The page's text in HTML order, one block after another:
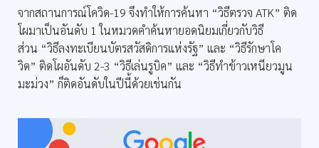
จากสถานการณ์โควิด-19 จึงทำให้การค้นหา “วิธีตรวจ ATK” ติด
โผมาเป็นอันดับ 1 ในหมวดคำค้นหายอดนิยมเกี่ยวกับวิธี
ส่วน “วิธีลงทะเบียนบัตรสวัสดิการแห่งรัฐ” และ “วิธีรักษาโค
วิด” ติดโผอันดับ 2-3 “วิธีเล่นรูบิค” และ “วิธีทำข้าวเหนียวมูน
มะม่วง” ก็ติดอันดับในปีนี้ด้วยเช่นกัน